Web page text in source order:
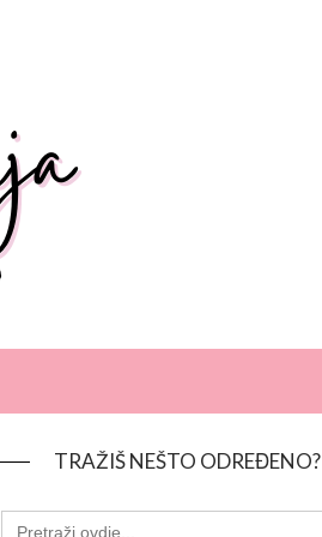
TRAŽIŠ NEŠTO ODREĐENO?
SEARCH